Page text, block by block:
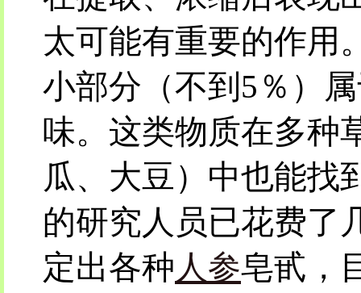
太可能有重要的作用
小部分（不到5％）
味。这类物质在多种
瓜、大豆）中也能找
的研究人员已花费了
定出各种人参皂甙，